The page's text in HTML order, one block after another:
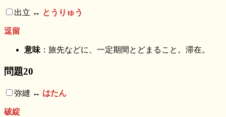
出立 ↔︎ とうりゅう
逗留
意味 ：旅先などに、一定期間とどまること。滞在。
問題20
弥縫 ↔︎ はたん
破綻